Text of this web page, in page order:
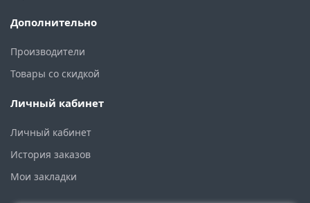
Дополнительно
Производители
Товары со скидкой
Личный кабинет
Личный кабинет
История заказов
Мои закладки